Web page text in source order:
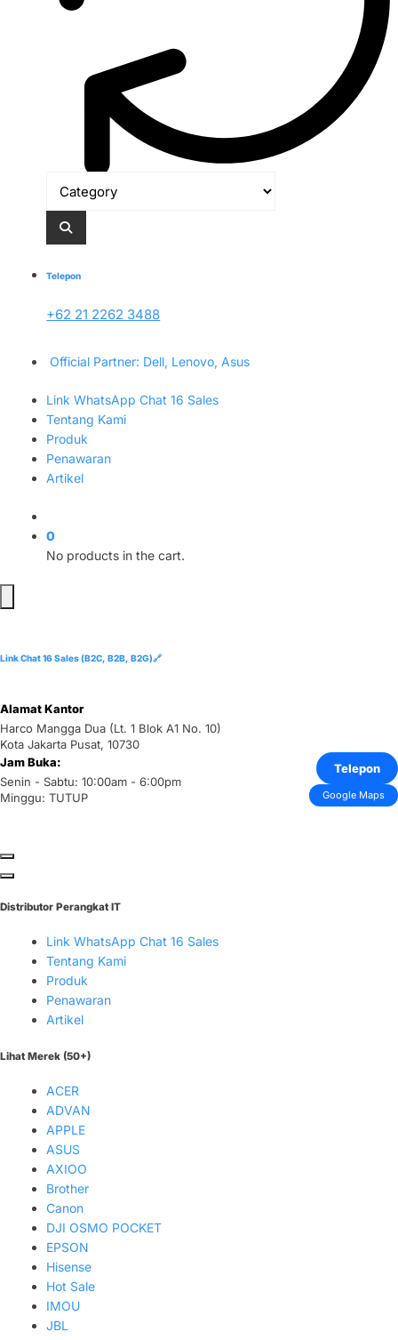
Telepon
+62 21 2262 3488
Official Partner: Dell, Lenovo, Asus
Link WhatsApp Chat 16 Sales
Tentang Kami
Produk
Penawaran
Artikel
0
No products in the cart.
Link Chat 16 Sales (B2C, B2B, B2G)🔗
Alamat Kantor
Harco Mangga Dua (Lt. 1 Blok A1 No. 10)
Kota Jakarta Pusat, 10730
Jam Buka:
Senin - Sabtu: 10:00am - 6:00pm
Minggu: TUTUP
Telepon
Google Maps
Distributor Perangkat IT
Link WhatsApp Chat 16 Sales
Tentang Kami
Produk
Penawaran
Artikel
Lihat Merek (50+)
ACER
ADVAN
APPLE
ASUS
AXIOO
Brother
Canon
DJI OSMO POCKET
EPSON
Hisense
Hot Sale
IMOU
JBL